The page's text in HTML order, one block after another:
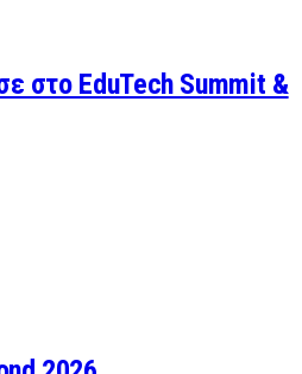
στο EduTech Summit &